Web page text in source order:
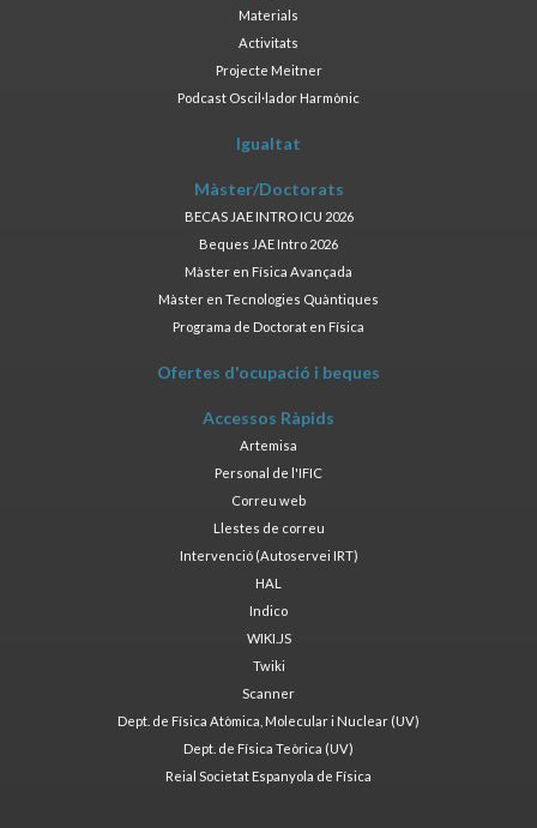
Materials
Activitats
Projecte Meitner
Podcast Oscil·lador Harmònic
Igualtat
Màster/Doctorats
BECAS JAE INTRO ICU 2026
Beques JAE Intro 2026
Màster en Física Avançada
Màster en Tecnologies Quàntiques
Programa de Doctorat en Física
Ofertes d'ocupació i beques
Accessos Ràpids
Artemisa
Personal de l'IFIC
Correu web
Llestes de correu
Intervenció (Autoservei IRT)
HAL
Indico
WIKI.JS
Twiki
Scanner
Dept. de Física Atòmica, Molecular i Nuclear (UV)
Dept. de Física Teòrica (UV)
Reial Societat Espanyola de Física